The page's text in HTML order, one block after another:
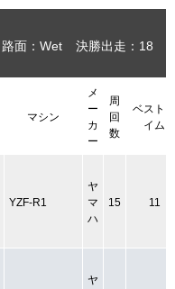
路面：Wet 決勝出走：18
マシン
メ
ー
カ
ー
周
回
数
ベストタ
イム
YZF-R1
ヤ
マ
ハ
15 11
ヤ